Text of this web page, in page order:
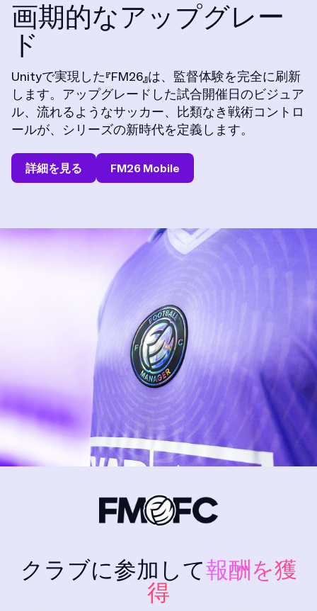
画期的なアップグレー
ド
Unityで実現した『FM26』は、監督体験を完全に刷新
します。アップグレードした試合開催日のビジュア
ル、流れるようなサッカー、比類なき戦術コントロ
ールが、シリーズの新時代を定義します。
詳細を見る FM26 Mobile
クラブに参加して報酬を獲
得